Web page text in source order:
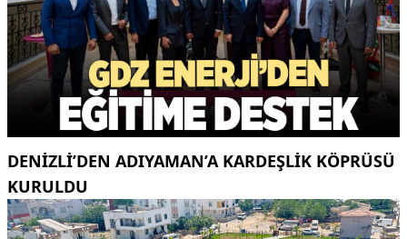
DENIZLI’DEN ADIYAMAN’A KARDEŞLIK KÖPRÜSÜ
KURULDU